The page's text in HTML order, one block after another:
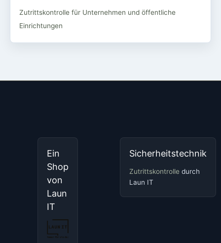
Zutrittskontrolle für Unternehmen und öffentliche
Einrichtungen
Ein
Shop
von
Laun
IT
Sicherheitstechnik
Zutrittskontrolle durch
Laun IT